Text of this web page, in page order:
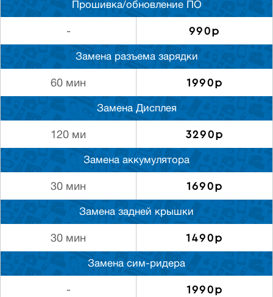
Прошивка/обновление ПО
- 990р
Замена разъема зарядки
60 мин 1990р
Замена Дисплея
120 ми 3290р
Замена аккумулятора
30 мин 1690р
Замена задней крышки
30 мин 1490р
Замена сим-ридера
- 1990р